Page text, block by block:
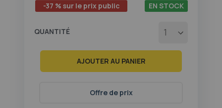
-37 % sur le prix public EN STOCK
QUANTITÉ
AJOUTER AU PANIER
Offre de prix